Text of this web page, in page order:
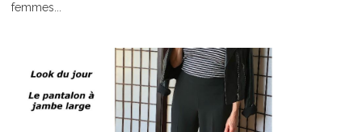
femmes...